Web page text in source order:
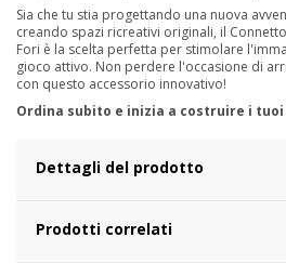
Sia che tu stia progettando una nuova
creando spazi ricreativi originali, il
Fori è la scelta perfetta per stimolare
gioco attivo. Non perdere l'occasione di
con questo accessorio innovativo!
Ordina subito e inizia a costruire i tuoi
Dettagli del prodotto
Prodotti correlati